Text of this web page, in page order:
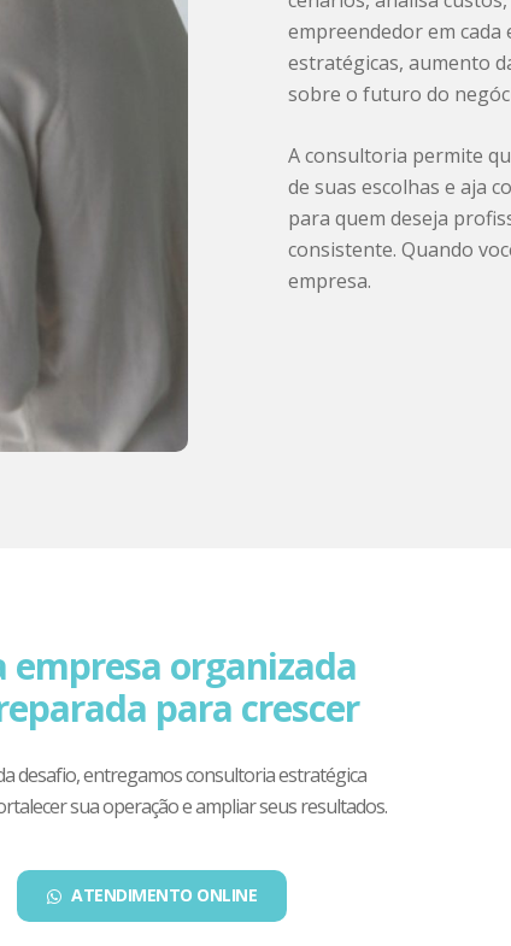
empreendedor em cada
estratégicas, aumento
sobre o futuro do
A consultoria permite
de suas escolhas e aja
para quem deseja
consistente. Quando
empresa.
empresa organizada
para crescer
desafio, entregamos consultoria estratégica
sua operação e ampliar seus resultados.
ATENDIMENTO ONLINE